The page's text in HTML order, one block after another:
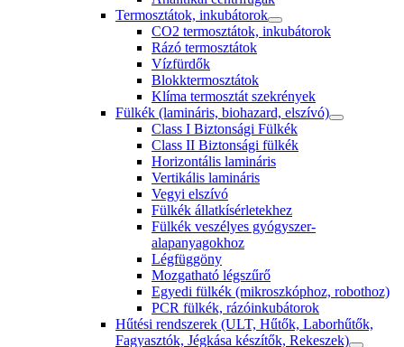
Termosztátok, inkubátorok
CO2 termosztátok, inkubátorok
Rázó termosztátok
Vízfürdők
Blokktermosztátok
Klíma termosztát szekrények
Fülkék (lamináris, biohazard, elszívó)
Class I Biztonsági Fülkék
Class II Biztonsági fülkék
Horizontális lamináris
Vertikális lamináris
Vegyi elszívó
Fülkék állatkísérletekhez
Fülkék veszélyes gyógyszer-
alapanyagokhoz
Légfüggöny
Mozgatható légszűrő
Egyedi fülkék (mikroszkóphoz, robothoz)
PCR fülkék, rázóinkubátorok
Hűtési rendszerek (ULT, Hűtők, Laborhűtők,
Fagyasztók, Jégkása készítők, Rekeszek)